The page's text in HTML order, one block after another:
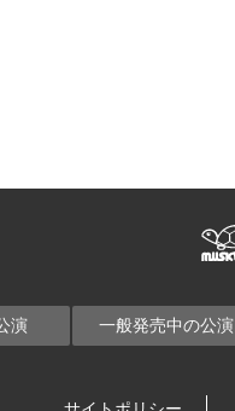
演 一般発売中の公演